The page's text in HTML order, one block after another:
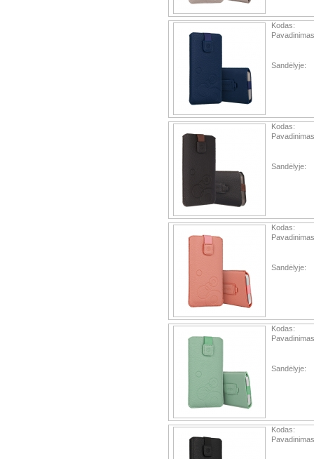
Kodas:
Sandėlyje:
Kodas:
Sandėlyje:
Kodas:
Sandėlyje:
Kodas:
Sandėlyje:
Kodas: